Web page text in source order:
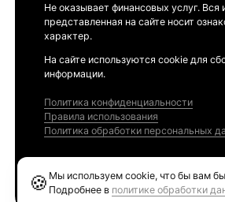
Не оказывает финансовых услуг. Вся
представленная на сайте носит
характер.
На сайте используются cookie для
информации.
Политика конфиденциальности
Правила использования
Политика обработки персональных
🍪 Мы используем cookie, что бы вам
Подробнее в политике обработки
Ethereum GAS Tracker